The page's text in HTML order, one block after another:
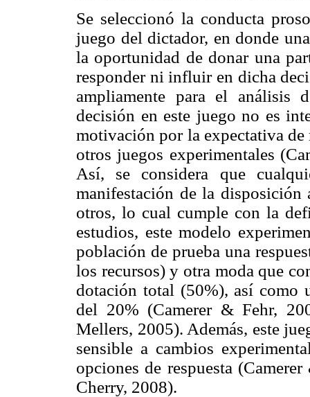
Se seleccionó la conducta
juego del dictador, en donde
la oportunidad de donar una
responder ni influir en dicha
ampliamente para el análisis
decisión en este juego no es
motivación por la expectativa de
otros juegos experimentales
Así, se considera que
manifestación de la
otros, lo cual cumple con la
estudios, este modelo
población de prueba una
los recursos) y otra moda que
dotación total (50%), así como
del 20% (Camerer & Fehr,
Mellers, 2005). Además, este
sensible a cambios
opciones de respuesta
Cherry, 2008).